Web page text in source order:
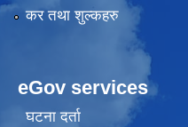
कर तथा शुल्कहरु
eGov services
घटना दर्ता